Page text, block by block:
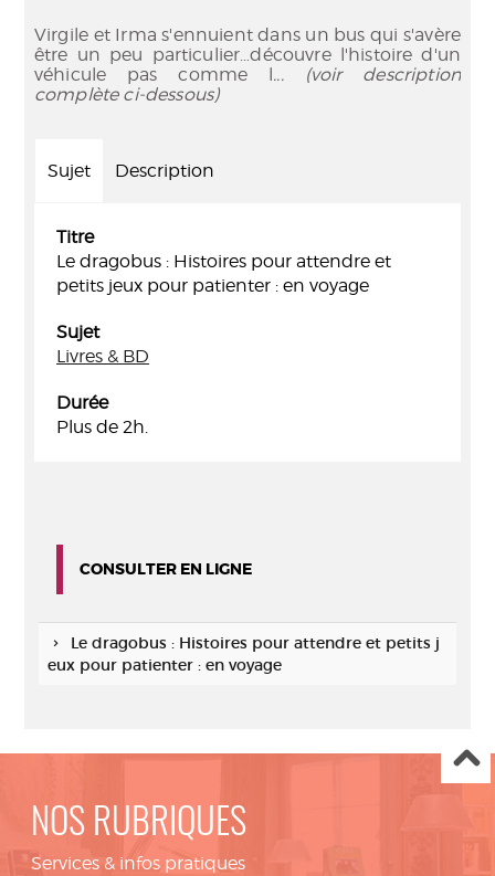
Virgile et Irma s'ennuient dans un bus qui s'avère
être un peu particulier…découvre l'histoire d'un
véhicule pas comme l... (voir description
complète ci-dessous)
Sujet Description
Titre
Le dragobus : Histoires pour attendre et
petits jeux pour patienter : en voyage
Sujet
Livres & BD
Durée
Plus de 2h.
CONSULTER EN LIGNE
Le dragobus : Histoires pour attendre et petits j
eux pour patienter : en voyage
NOS RUBRIQUES
Services & infos pratiques